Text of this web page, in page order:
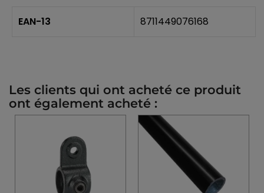
EAN-13 8711449076168
Les clients qui ont acheté ce produit
ont également acheté :